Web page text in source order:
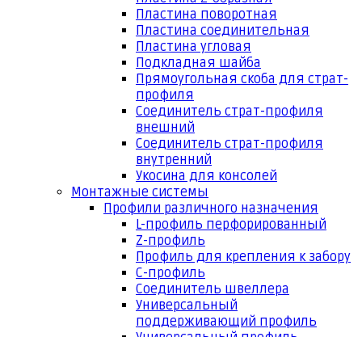
Пластина поворотная
Пластина соединительная
Пластина угловая
Подкладная шайба
Прямоугольная скоба для страт-
профиля
Соединитель страт-профиля
внешний
Соединитель страт-профиля
внутренний
Укосина для консолей
Монтажные системы
Профили различного назначения
L-профиль перфорированный
Z-профиль
Профиль для крепления к забору
С-профиль
Соединитель швеллера
Универсальный
поддерживающий профиль